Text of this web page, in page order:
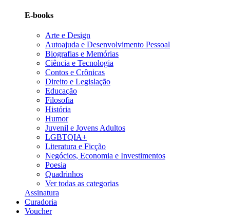
E-books
Arte e Design
Autoajuda e Desenvolvimento Pessoal
Biografias e Memórias
Ciência e Tecnologia
Contos e Crônicas
Direito e Legislação
Educação
Filosofia
História
Humor
Juvenil e Jovens Adultos
LGBTQIA+
Literatura e Ficção
Negócios, Economia e Investimentos
Poesia
Quadrinhos
Ver todas as categorias
Assinatura
Curadoria
Voucher